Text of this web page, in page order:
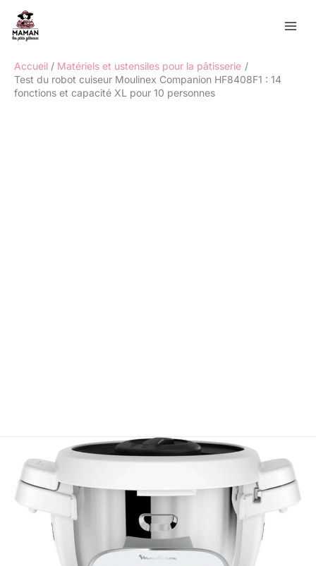
contenu
Accueil
Matériels et ustensiles pour la pâtisserie
Test du robot cuiseur Moulinex Companion HF8408F1 : 14
fonctions et capacité XL pour 10 personnes
Rechercher